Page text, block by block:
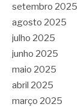
setembro 2025
agosto 2025
julho 2025
junho 2025
maio 2025
abril 2025
março 2025